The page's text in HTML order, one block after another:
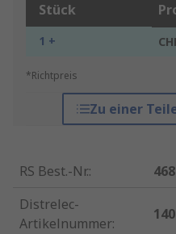
Stück
1 +
*Richtpreis
Zu einer
RS Best.-Nr.:
Distrelec-
Artikelnummer: